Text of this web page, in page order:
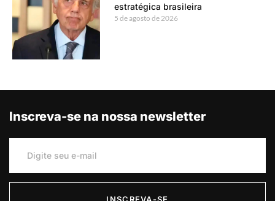
estratégica brasileira
5 de agosto de 2026
Inscreva-se na nossa newsletter